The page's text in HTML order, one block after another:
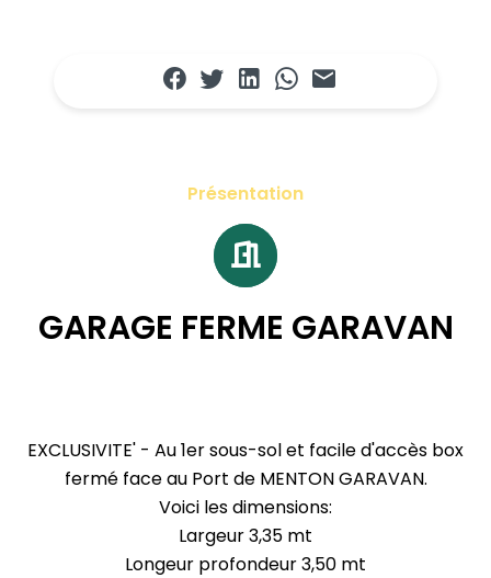
Présentation
GARAGE FERME GARAVAN
EXCLUSIVITE' - Au 1er sous-sol et facile d'accès box
fermé face au Port de MENTON GARAVAN.
Voici les dimensions:
Largeur 3,35 mt
Longeur profondeur 3,50 mt